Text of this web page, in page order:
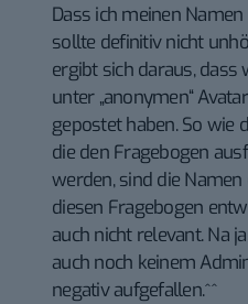
Dass ich meinen
sollte definitiv nicht
ergibt sich daraus,
unter „anonymen“
gepostet haben. So wie
die den Fragebogen
werden, sind die
diesen Fragebogen
auch nicht relevant. Na
auch noch keinem
negativ aufgefallen.^^